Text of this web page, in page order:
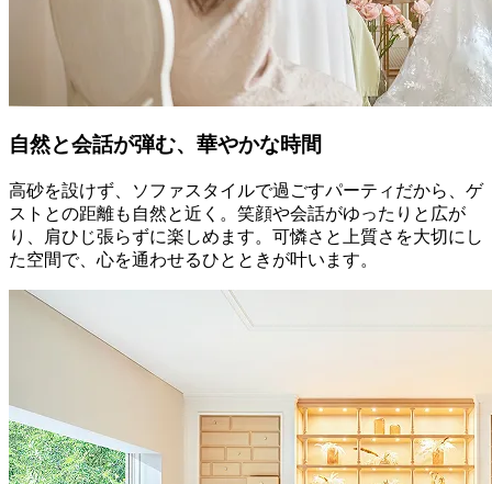
自然と会話が弾む、華やかな時間
高砂を設けず、ソファスタイルで過ごすパーティだから、ゲ
ストとの距離も自然と近く。笑顔や会話がゆったりと広が
り、肩ひじ張らずに楽しめます。可憐さと上質さを大切にし
た空間で、心を通わせるひとときが叶います。